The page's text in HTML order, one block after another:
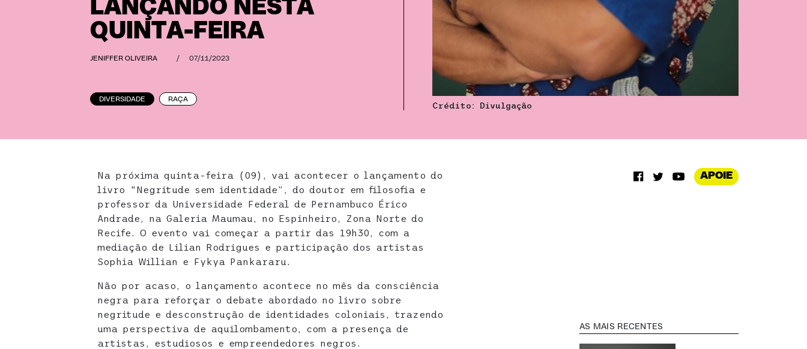
LANÇANDO NESTA
QUINTA-FEIRA
JENIFFER OLIVEIRA / 07/11/2023
DIVERSIDADE RAÇA
Crédito: Divulgação
Na próxima quinta-feira (09), vai acontecer o lançamento do
livro “Negritude sem identidade”, do doutor em filosofia e
professor da Universidade Federal de Pernambuco Érico
Andrade, na Galeria Maumau, no Espinheiro, Zona Norte do
Recife. O evento vai começar a partir das 19h30, com a
mediação de Lilian Rodrigues e participação dos artistas
Sophia Willian e Fykya Pankararu.
Não por acaso, o lançamento acontece no mês da consciência
negra para reforçar o debate abordado no livro sobre
negritude e desconstrução de identidades coloniais, trazendo
uma perspectiva de aquilombamento, com a presença de
artistas, estudiosos e empreendedores negros.
APOIE
AS MAIS RECENTES